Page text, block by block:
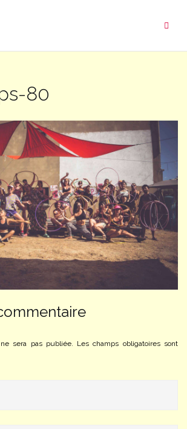
80
sera pas publiée.
Les champs obligatoires sont